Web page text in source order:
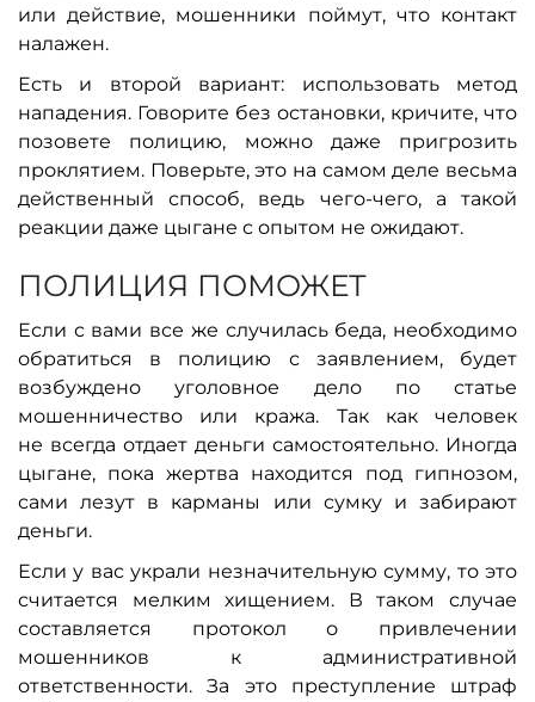
или действие, мошенники поймут, что контакт
налажен.
Есть и второй вариант: использовать метод
нападения. Говорите без остановки, кричите, что
позовете полицию, можно даже пригрозить
проклятием. Поверьте, это на самом деле весьма
действенный способ, ведь чего-чего, а такой
реакции даже цыгане с опытом не ожидают.
ПОЛИЦИЯ ПОМОЖЕТ
Если с вами все же случилась беда, необходимо
обратиться в полицию с заявлением, будет
возбуждено уголовное дело по статье
мошенничество или кража. Так как человек
не всегда отдает деньги самостоятельно. Иногда
цыгане, пока жертва находится под гипнозом,
сами лезут в карманы или сумку и забирают
деньги.
Если у вас украли незначительную сумму, то это
считается мелким хищением. В таком случае
составляется протокол о привлечении
мошенников к административной
ответственности. За это преступление штраф